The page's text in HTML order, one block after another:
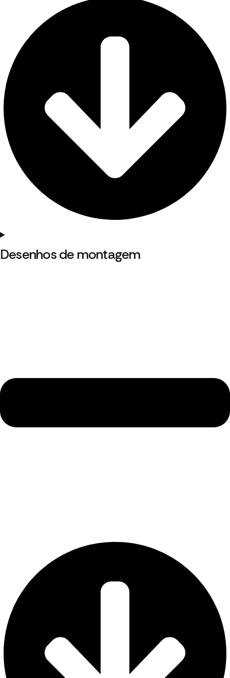
Desenhos de montagem